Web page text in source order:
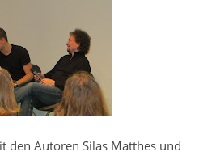
den Autoren Silas Matthes und